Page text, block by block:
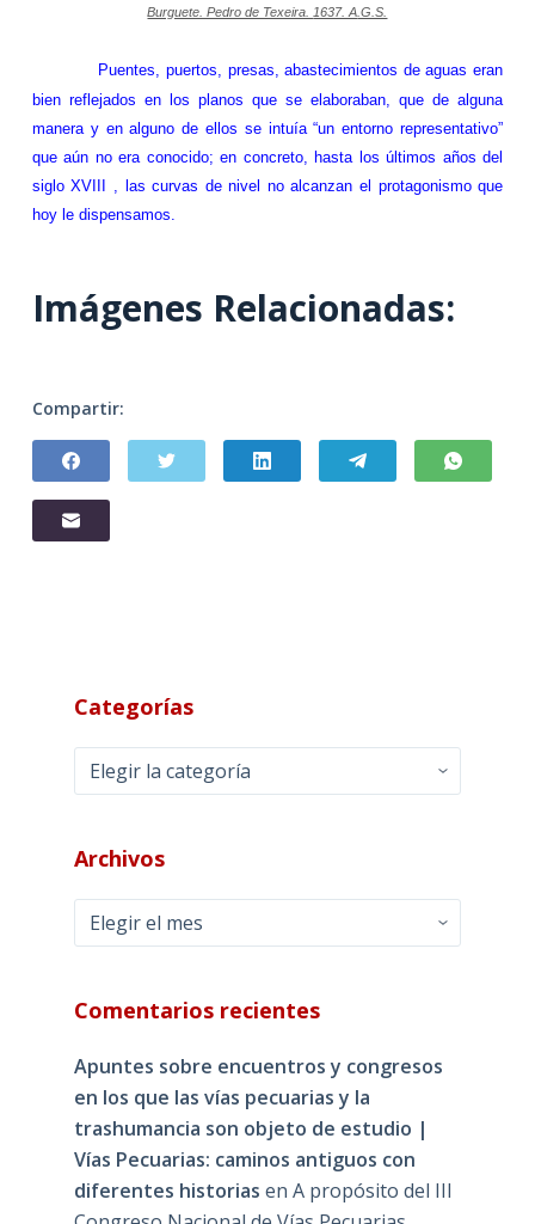
Burguete. Pedro de Texeira. 1637. A .G.S.
Puentes, puertos, presas, abastecimientos de aguas eran
bien reflejados en los planos que se elaboraban, que de alguna
manera y en alguno de ellos se intuía “un entorno representativo”
que aún no era conocido; en concreto, hasta los últimos años del
siglo XVIII , las curvas de nivel no alcanzan el protagonismo que
hoy le dispensamos.
Imágenes Relacionadas:
Compartir:
Categorías
Categorías
Archivos
Archivos
Comentarios recientes
Apuntes sobre encuentros y congresos
en los que las vías pecuarias y la
trashumancia son objeto de estudio |
Vías Pecuarias: caminos antiguos con
diferentes historias en A propósito del III